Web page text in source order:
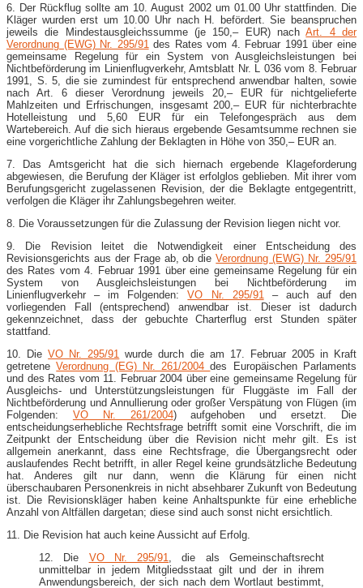
6. Der Rückflug sollte am 10. August 2002 um 01.00 Uhr stattfinden. Die
Kläger wurden erst um 10.00 Uhr nach H. befördert. Sie beanspruchen
jeweils die Mindestausgleichssumme (je 150,– EUR) nachArt. 4 der
Verordnung (EWG) Nr. 295/91 des Rates vom 4. Februar 1991 über eine
gemeinsame Regelung für ein System von Ausgleichsleistungen bei
Nichtbeförderung im Linienflugverkehr, Amtsblatt Nr. L 036 vom 8. Februar
1991, S. 5, die sie zumindest für entsprechend anwendbar halten, sowie
nach Art. 6 dieser Verordnung jeweils 20,– EUR für nichtgelieferte
Mahlzeiten und Erfrischungen, insgesamt 200,– EUR für nichterbrachte
Hotelleistung und 5,60 EUR für ein Telefongespräch aus dem
Wartebereich. Auf die sich hieraus ergebende Gesamtsumme rechnen sie
eine vorgerichtliche Zahlung der Beklagten in Höhe von 350,– EUR an.
7. Das Amtsgericht hat die sich hiernach ergebende Klageforderung
abgewiesen, die Berufung der Kläger ist erfolglos geblieben. Mit ihrer vom
Berufungsgericht zugelassenen Revision, der die Beklagte entgegentritt,
verfolgen die Kläger ihr Zahlungsbegehren weiter.
8. Die Voraussetzungen für die Zulassung der Revision liegen nicht vor.
9. Die Revision leitet die Notwendigkeit einer Entscheidung des
Revisionsgerichts aus der Frage ab, ob dieVerordnung (EWG) Nr. 295/91
des Rates vom 4. Februar 1991 über eine gemeinsame Regelung für ein
System von Ausgleichsleistungen bei Nichtbeförderung im
Linienflugverkehr – im Folgenden:VO Nr. 295/91
– auch auf den
vorliegenden Fall (entsprechend) anwendbar ist. Dieser ist dadurch
gekennzeichnet, dass der gebuchte Charterflug erst Stunden später
stattfand.
10. DieVO Nr. 295/91 wurde durch die am 17. Februar 2005 in Kraft
getreteneVerordnung (EG) Nr. 261/2004des Europäischen Parlaments
und des Rates vom 11. Februar 2004 über eine gemeinsame Regelung für
Ausgleichs- und Unterstützungsleistungen für Fluggäste im Fall der
Nichtbeförderung und Annullierung oder großer Verspätung von Flügen (im
Folgenden: VO Nr. 261/2004) aufgehoben und ersetzt. Die
entscheidungserhebliche Rechtsfrage betrifft somit eine Vorschrift, die im
Zeitpunkt der Entscheidung über die Revision nicht mehr gilt. Es ist
allgemein anerkannt, dass eine Rechtsfrage, die Übergangsrecht oder
auslaufendes Recht betrifft, in aller Regel keine grundsätzliche Bedeutung
hat. Anderes gilt nur dann, wenn die Klärung für einen nicht
überschaubaren Personenkreis in nicht absehbarer Zukunft von Bedeutung
ist. Die Revisionskläger haben keine Anhaltspunkte für eine erhebliche
Anzahl von Altfällen dargetan; diese sind auch sonst nicht ersichtlich.
11. Die Revision hat auch keine Aussicht auf Erfolg.
12. Die VO Nr. 295/91
, die als Gemeinschaftsrecht
unmittelbar in jedem Mitgliedsstaat gilt und der in ihrem
Anwendungsbereich, der sich nach dem Wortlaut bestimmt,